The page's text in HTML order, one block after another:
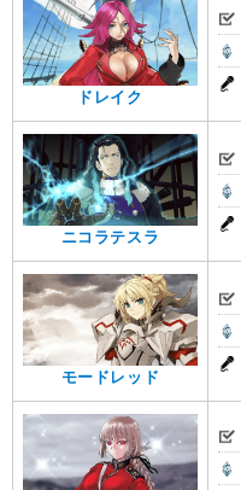
ドレイク
ニコラテスラ
モードレッド